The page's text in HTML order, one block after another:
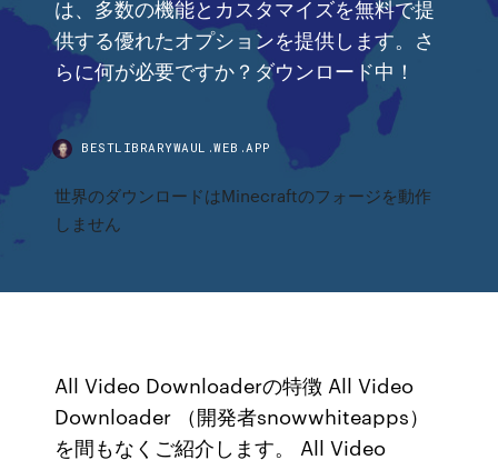
は、多数の機能とカスタマイズを無料で提
供する優れたオプションを提供します。さ
らに何が必要ですか？ダウンロード中！
BESTLIBRARYWAUL.WEB.APP
世界のダウンロードはMinecraftのフォージを動作
しません
All Video Downloaderの特徴 All Video
Downloader （開発者snowwhiteapps）
を間もなくご紹介します。 All Video